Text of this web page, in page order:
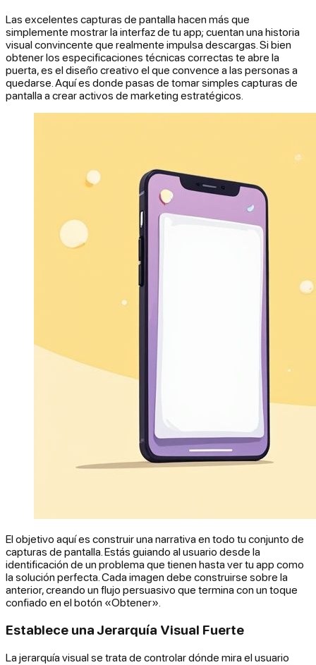
Las excelentes capturas de pantalla hacen más que
simplemente mostrar la interfaz de tu app; cuentan una historia
visual convincente que realmente impulsa descargas. Si bien
obtener los especificaciones técnicas correctas te abre la
puerta, es el diseño creativo el que convence a las personas a
quedarse. Aquí es donde pasas de tomar simples capturas de
pantalla a crear activos de marketing estratégicos.
El objetivo aquí es construir una narrativa en todo tu conjunto de
capturas de pantalla. Estás guiando al usuario desde la
identificación de un problema que tienen hasta ver tu app como
la solución perfecta. Cada imagen debe construirse sobre la
anterior, creando un flujo persuasivo que termina con un toque
confiado en el botón «Obtener».
Establece una Jerarquía Visual Fuerte
La jerarquía visual se trata de controlar dónde mira el usuario